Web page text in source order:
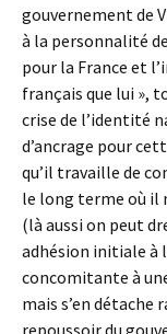
gouvernement de
à la personnalité
pour la France et
français que lui »,
crise de l’identité
d’ancrage pour
qu’il travaille de
le long terme où il
(là aussi on peut
adhésion initiale à
concomitante à
mais s’en détache
repoussoir du